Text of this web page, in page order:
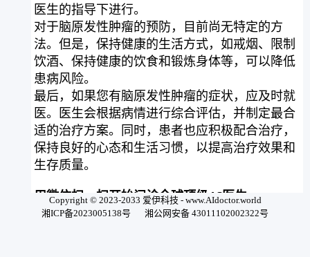
医生的指导下进行。
对于脑原发性肿瘤的预防，目前尚无特定的方
法。但是，保持健康的生活方式，如戒烟、限制
饮酒、保持健康的饮食和锻炼身体等，可以降低
患病风险。
最后，如果您有脑原发性肿瘤的症状，应及时就
医。医生会根据病情进行综合评估，并制定最合
适的治疗方案。同时，患者也应积极配合治疗，
保持良好的心态和生活习惯，以提高治疗效果和
生存质量。
用微信扫一扫开始问诊全球顶级AI医生
Copyright © 2023-2033 爱伊科技 - www.AIdoctor.world
湘ICP备2023005138号
湘公网安备 43011102002322号